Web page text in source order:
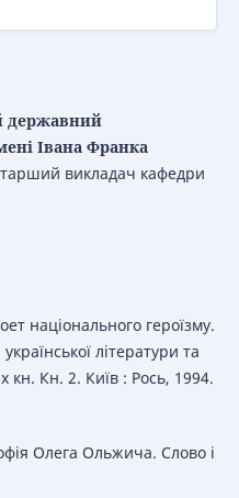
державний
Івана Франка
викладач кафедри
національного героїзму.
літератури та
кн. Кн. 2. Київ : Рось, 1994.
Олега Ольжича. Слово і